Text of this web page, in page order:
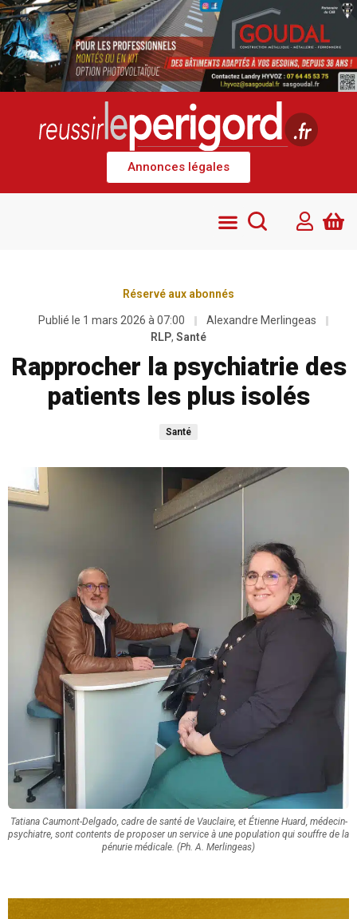
Annonces légales
Réservé aux abonnés
Publié le 1 mars 2026 à 07:00
Alexandre Merlingeas
RLP, Santé
Rapprocher la psychiatrie des
patients les plus isolés
Santé
Tatiana Caumont-Delgado, cadre de santé de Vauclaire, et Étienne Huard, médecin-
psychiatre, sont contents de proposer un service à une population qui souffre de la
pénurie médicale. (Ph. A. Merlingeas)